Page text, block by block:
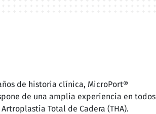
de historia clínica, MicroPort®
de una amplia experiencia en todos
Total de Cadera (THA).